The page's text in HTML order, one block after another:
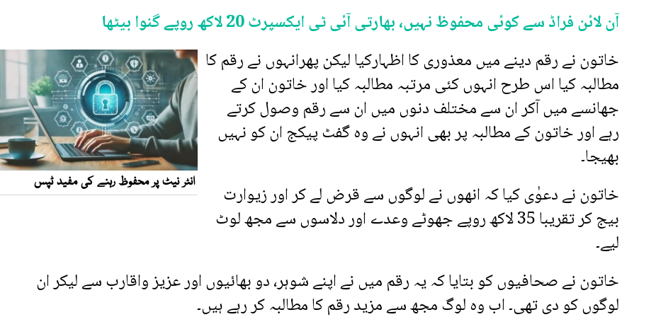
آن لائن فراڈ سے کوئی محفوظ نہیں، بھارتی آئی ٹی ایکسپرٹ 20 لاکھ روپے گنوا بیٹھا
خاتون نے رقم دینے میں معذوری کا اظہارکیا لیکن پھرانہوں نے رقم کا
مطالبہ کیا اس طرح انہوں کئی مرتبہ مطالبہ کیا اور خاتون ان کے
جھانسے میں آکر ان سے مختلف دنوں میں ان سے رقم وصول کرتے
رہے اور خاتون کے مطالبہ پر بھی انہوں نے وہ گفٹ پیکج ان کو نہیں
بھیجا۔
خاتون نے دعوٰی کیا کہ انھوں نے لوگوں سے قرض لے کر اور زیوارت
بیج کر تقریبا 35 لاکھ روپے جھوٹے وعدے اور دلاسوں سے مجھ لوٹ
لیے۔
خاتون نے صحافیوں کو بتایا کہ یہ رقم میں نے اپنے شوہر، دو بھائیوں اور عزیز واقارب سے لیکر ان
لوگوں کو دی تھی۔ اب وہ لوگ مجھ سے مزید رقم کا مطالبہ کر رہے ہیں۔